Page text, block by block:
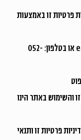
פרטיות זו באמצעות
הדוא" ל: eatscafeteria@gmail.com או בטלפון: 052-
זו והשימוש באתר הינו
פרטיות זו ותנאי